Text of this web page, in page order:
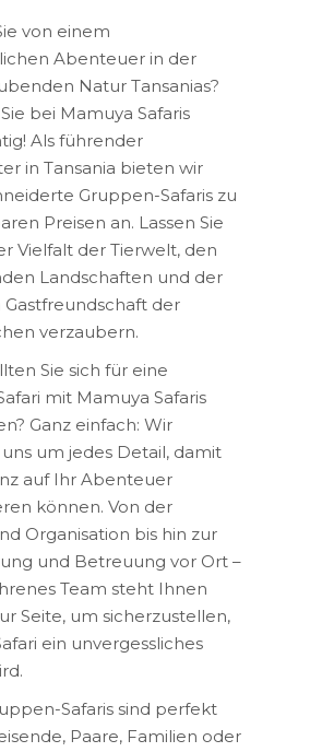
von einem
Abenteuer in der
Natur Tansanias?
bei Mamuya Safaris
Als führender
in Tansania bieten wir
Gruppen-Safaris zu
Preisen an. Lassen Sie
Vielfalt der Tierwelt, den
Landschaften und der
Gastfreundschaft der
verzaubern.
Sie sich für eine
mit Mamuya Safaris
Ganz einfach: Wir
um jedes Detail, damit
auf Ihr Abenteuer
können. Von der
Organisation bis hin zur
und Betreuung vor Ort –
Team steht Ihnen
Seite, um sicherzustellen,
ein unvergessliches
Safaris sind perfekt
Paare, Familien oder